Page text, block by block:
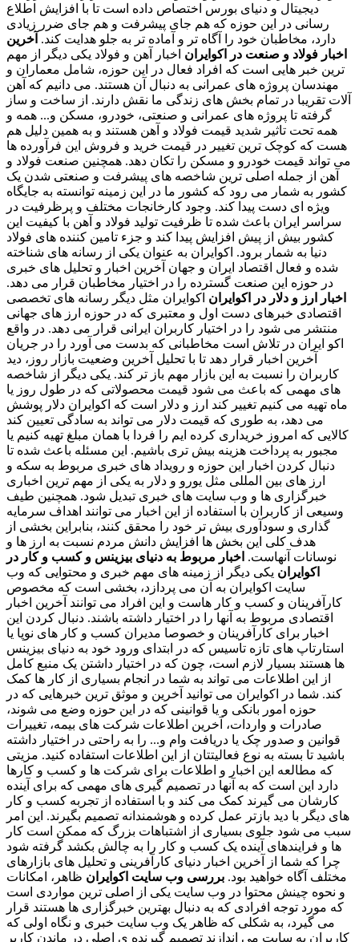
دیجیتال و دنیای بورس اختصاص داده است تا با افزایش اطلاع
رسانی در این حوزه که هم جای پیشرفت و هم جای ضرر زیادی
دارد، مخاطبان خود را آگاه تر و آماده تر به جلو هدایت کند. آخرین
اخبار فولاد و صنعت در اکوایران اخبار آهن و فولاد یکی دیگر از مهم
ترین خبر هایی است که افراد فعال در این حوزه، شامل معماران و
مهندسان پروژه های عمرانی به دنبال آن هستند. می دانیم که آهن
آلات تقریبا در تمام بخش های زندگی ما نقش دارند. از ساخت و ساز
گرفته تا پروژه های عمرانی و صنعتی، خودرو، مسکن و... همه و
همه تحت تاثیر شدید قیمت فولاد و آهن هستند و به همین دلیل هم
هست که کوچک ترین تغییر در قیمت خرید و فروش این فرآورده ها
می تواند قیمت خودرو و مسکن را تکان دهد. همچنین صنعت فولاد و
آهن از جمله اصلی ترین شاخصه های پیشرفت و صنعتی شدن یک
کشور به شمار می رود که کشور ما در این زمینه توانسته به جایگاه
ویژه ای دست پیدا کند. وجود کارخانجات مختلف و پرظرفیت در
سراسر ایران باعث شده تا ظرفیت تولید فولاد و آهن با کیفیت این
کشور بیش از پیش افزایش پیدا کند و جزء تامین کننده های فولاد
دنیا به شمار برود. اکوایران به عنوان یکی از رسانه های شناخته
شده و فعال اقتصاد ایران و جهان آخرین اخبار و تحلیل های خبری
در حوزه این صنعت گسترده را در اختیار مخاطبان قرار می دهد.
اخبار ارز و دلار در اکوایران اکوایران مثل دیگر رسانه های تخصصی
اقتصادی خبرهای دست اول و معتبری که در حوزه ارز های جهانی
منتشر می شود را در اختیار کاربران ایرانی قرار می دهد. در واقع
اکو ایران در تلاش است مخاطبانی که بدست می آورد را در جریان
آخرین اخبار قرار دهد تا با تحلیل آخرین وضعیت بازار روز، دید
کاربران را نسبت به این بازار مهم باز تر کند. یکی دیگر از شاخصه
های مهمی که باعث می شود قیمت محصولاتی که در طول روز یا
ماه تهیه می کنیم تغییر کند ارز و دلار است که اکوایران دلار پوشش
می دهد، به طوری که قیمت دلار می تواند به سادگی تعیین کند
کالایی که امروز خریداری کرده ایم را فردا با همان مبلغ تهیه کنیم یا
مجبور به پرداخت هزینه بیش تری باشیم. این مسئله باعث شده تا
دنبال کردن اخبار این حوزه و رویداد های خبری مربوط به سکه و
ارز های بین المللی مثل یورو و دلار به یکی از مهم ترین اخباری
خبرگزاری ها و وب سایت های خبری تبدیل شود. همچنین طیف
وسیعی از کاربران با استفاده از این اخبار می توانند اهداف سرمایه
گذاری و سودآوری بیش تر خود را محقق کنند، بنابراین بخشی از
هدف کلی این بخش ها افزایش دانش مردم نسبت به ارز ها و
نوسانات آنهاست. اخبار مربوط به دنیای بیزینس و کسب و کار در
اکوایران یکی دیگر از زمینه های مهم خبری و محتوایی که وب
سایت اکوایران به آن می پردازد، بخشی است که مخصوص
کارآفرینان و کسب و کار هاست و این افراد می توانند آخرین اخبار
اقتصادی مربوط به آنها را در اختیار داشته باشند. دنبال کردن این
اخبار برای کارآفرینان و خصوصا مدیران کسب و کار های نوپا یا
استارتاپ های تازه تاسیس که در ابتدای ورود خود به دنیای بیزینس
ها هستند بسیار لازم است، چون که در اختیار داشتن یک منبع کامل
از این اطلاعات می تواند به شما در انجام بسیاری از کار ها کمک
کند. شما در اکوایران می توانید آخرین و موثق ترین خبرهایی که در
حوزه امور بانکی و یا قوانینی که در این حوزه وضع می شوند،
صادرات و واردات، آخرین اطلاعات شرکت های بیمه، تغییرات
قوانین و صدور چک یا دریافت وام و... را به راحتی در اختیار داشته
باشید تا بسته به نوع فعالیتتان از این اطلاعات استفاده کنید. مزیتی
که مطالعه این اخبار و اطلاعات برای شرکت ها و کسب و کارها
دارد این است که به آنها در تصمیم گیری های مهمی که برای آینده
کارشان می گیرند کمک می کند و با استفاده از تجربه کسب و کار
های دیگر با دید بازتر عمل کرده و هوشمندانه تصمیم بگیرند. این امر
سبب می شود جلوی بسیاری از اشتباهات بزرگ که ممکن است کار
ها و فرایندهای آینده یک کسب و کار را به چالش بکشد گرفته شود
چرا که شما از آخرین اخبار دنیای کارآفرینی و تحلیل های بازارهای
مختلف آگاه خواهید بود. بررسی وب سایت اکوایران ظاهر، امکانات
و نحوه چینش محتوا در وب سایت یکی از اصلی ترین مواردی است
که مورد توجه افرادی که به دنبال بهترین خبرگزاری ها هستند قرار
می گیرد، به شکلی که ظاهر یک وب سایت خبری و نگاه اولی که
کاربران به سایت می اندازند تصمیم گیرنده ی اصلی در ماندن کاربر